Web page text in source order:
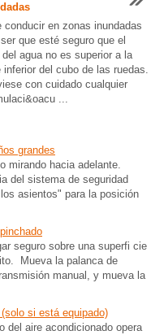
conducir en zonas inundadas
que esté seguro que el
del agua no es superior a la
inferior del cubo de las ruedas.
con cuidado cualquier
...
grandes
mirando hacia adelante.
del sistema de seguridad
asientos" para la posición
seguro sobre una superfi cie
Mueva la palanca de
manual, y mueva la
si está equipado)
del aire acondicionado opera